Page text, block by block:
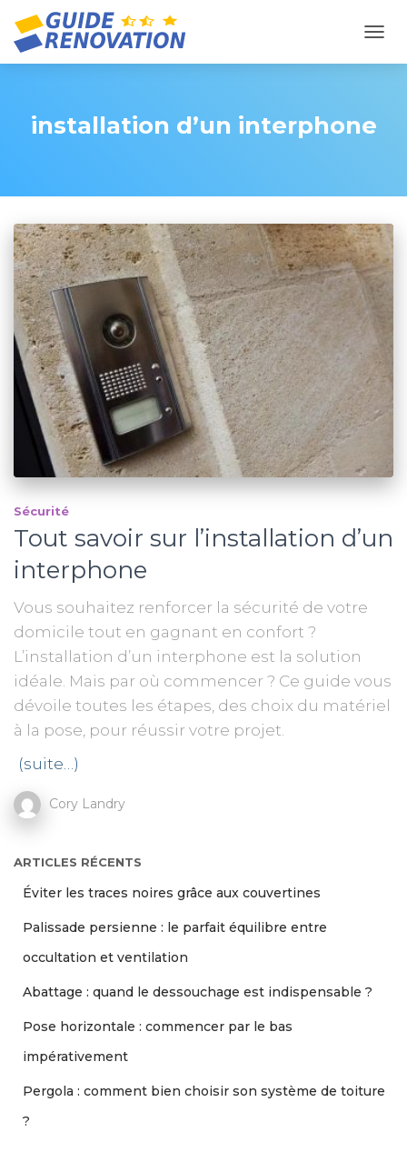
installation d’un interphone
Sécurité
Tout savoir sur l’installation d’un
interphone
Vous souhaitez renforcer la sécurité de votre
domicile tout en gagnant en confort ?
L’installation d’un interphone est la solution
idéale. Mais par où commencer ? Ce guide vous
dévoile toutes les étapes, des choix du matériel
à la pose, pour réussir votre projet.
(suite…)
Cory Landry
ARTICLES RÉCENTS
Éviter les traces noires grâce aux couvertines
Palissade persienne : le parfait équilibre entre
occultation et ventilation
Abattage : quand le dessouchage est indispensable ?
Pose horizontale : commencer par le bas
impérativement
Pergola : comment bien choisir son système de toiture
?